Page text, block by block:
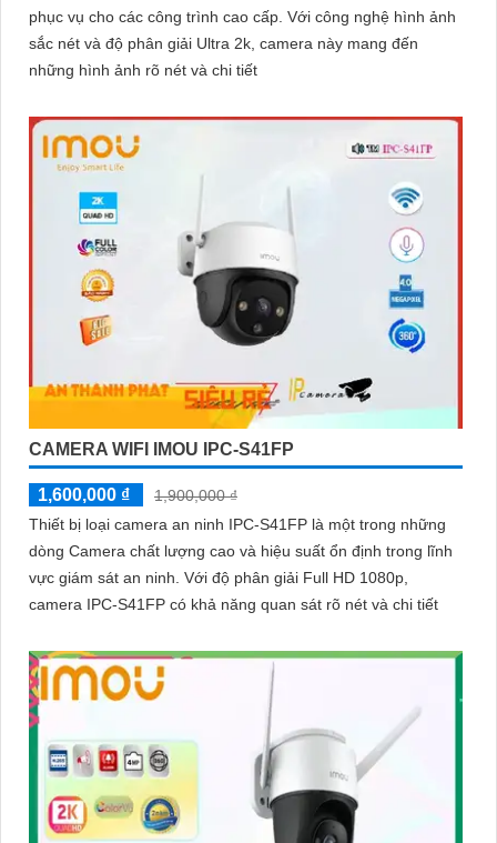
phục vụ cho các công trình cao cấp. Với công nghệ hình ảnh
sắc nét và độ phân giải Ultra 2k, camera này mang đến
những hình ảnh rõ nét và chi tiết
CAMERA WIFI IMOU IPC-S41FP
1,600,000 ₫
1,900,000 ₫
Thiết bị loại camera an ninh IPC-S41FP là một trong những
dòng Camera chất lượng cao và hiệu suất ổn định trong lĩnh
vực giám sát an ninh. Với độ phân giải Full HD 1080p,
camera IPC-S41FP có khả năng quan sát rõ nét và chi tiết